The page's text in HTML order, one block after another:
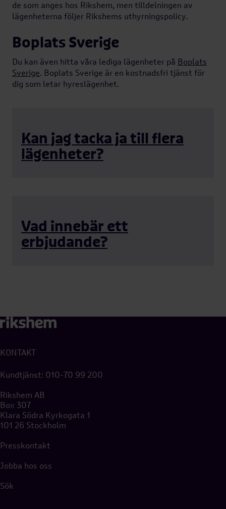
de som anges hos Rikshem, men tilldelningen av
lägenheterna följer Rikshems uthyrningspolicy.
Boplats Sverige
Du kan även hitta våra lediga lägenheter på Boplats
Sverige. Boplats Sverige är en kostnadsfri tjänst för
dig som letar hyreslägenhet.
Kan jag tacka ja till flera
lägenheter?
Vad innebär ett
erbjudande?
KONTAKT
Kundtjänst: 010-70 99 200
Rikshem AB
Box 307
Klara Södra Kyrkogata 1
101 26 Stockholm
Presskontakt
Jobba hos oss
Sök